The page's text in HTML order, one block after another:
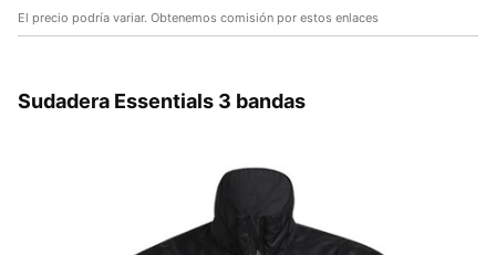
El precio podría variar. Obtenemos comisión por estos enlaces
Sudadera Essentials 3 bandas